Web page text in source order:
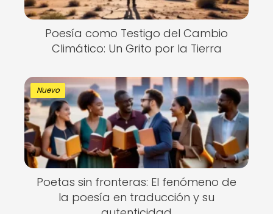
Poesía como Testigo del Cambio
Climático: Un Grito por la Tierra
Nuevo
Poetas sin fronteras: El fenómeno de
la poesía en traducción y su